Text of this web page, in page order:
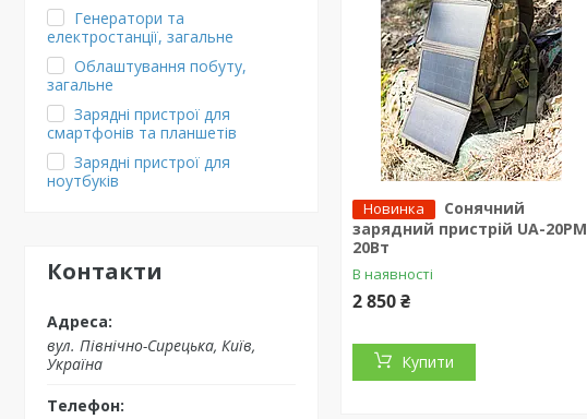
Генератори та
електростанції, загальне
Облаштування побуту,
загальне
Зарядні пристрої для
смартфонів та планшетів
Зарядні пристрої для
ноутбуків
Контакти
вул. Північно-Сирецька, Київ,
Україна
Новинка
Сонячний
зарядний пристрій UA-20PM
20Вт
В наявності
2 850 ₴
Купити